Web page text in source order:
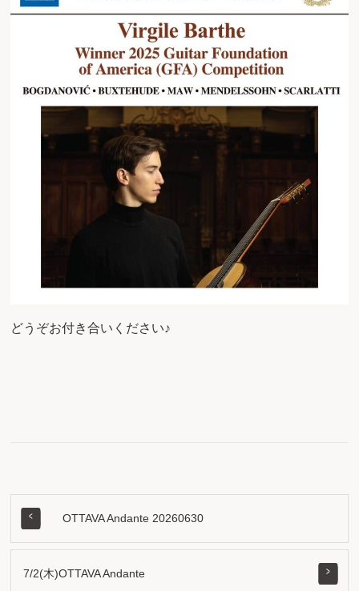
どうぞお付き合いください♪
OTTAVA Andante 20260630
7/2(木)OTTAVA Andante